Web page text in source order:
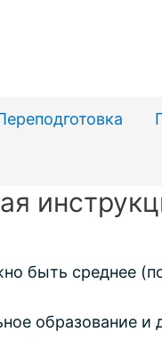
быть среднее
образование